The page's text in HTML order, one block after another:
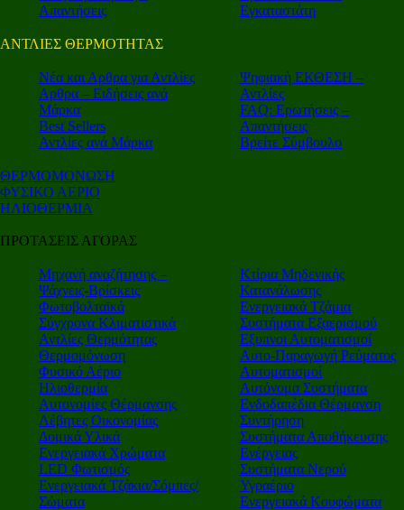
Απαντήσεις
Εγκαταστάτη
ΑΝΤΛΙΕΣ ΘΕΡΜΟΤΗΤΑΣ
Nέα και Αρθρα για Αντλίες
Αρθρα – Ειδήσεις ανά
Μάρκα
Best Sellers
Αντλίες ανά Μάρκα
Ψηφιακή ΕΚΘΕΣΗ –
Αντλίες
FAQ: Ερωτήσεις –
Απαντήσεις
Βρείτε Σύμβουλο
ΘΕΡΜΟΜΟΝΩΣΗ
ΦΥΣΙΚΟ ΑΕΡΙΟ
ΗΛΙΟΘΕΡΜΙΑ
ΠΡΟΤΑΣΕΙΣ ΑΓΟΡΑΣ
Μηχανή αναζήτησης –
Ψάχνεις-Βρίσκεις
Φωτοβολταϊκά
Σύγχρονα Κλιματιστικά
Αντλίες Θερμότητας
Θερμομόνωση
Φυσικό Αέριο
Ηλιοθερμία
Αυτονομίες Θέρμανσης
Λέβητες Οικονομίας
Δομικά Υλικά
Ενεργειακά Χρώματα
LED Φωτισμός
Ενεργειακά Τζάκια/Σόμπες/
Σώματα
Κτίρια Μηδενικής
Κατανάλωσης
Ενεργειακά Τζάμια
Συστήματα Εξαερισμού
Εξυπνοι Αυτοματισμοί
Αυτο-Παραγωγή Ρεύματος
Αυτοματισμοί
Αυτόνομα Συστήματα
Ενδοδαπέδια Θέρμανση
Συντήρηση
Συστήματα Αποθήκευσης
Ενέργειας
Συστήματα Νερού
Υγραέριο
Ενεργειακά Κουφώματα